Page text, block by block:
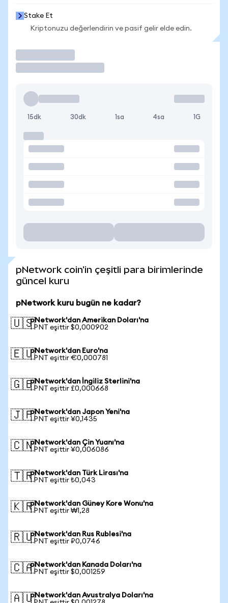
Stake Et
Kriptonuzu değerlendirin ve pasif gelir elde edin.
15dk 30dk 1sa 4sa 1G
pNetwork coin'in çeşitli para birimlerinde
güncel kuru
pNetwork kuru bugün ne kadar?
🇺🇸pNetwork'dan Amerikan Doları'na
1 PNT eşittir $0,000902
🇪🇺pNetwork'dan Euro'na
1 PNT eşittir €0,000781
🇬🇧pNetwork'dan İngiliz Sterlini'na
1 PNT eşittir £0,000668
🇯🇵pNetwork'dan Japon Yeni'na
1 PNT eşittir ¥0,1435
🇨🇳pNetwork'dan Çin Yuanı'na
1 PNT eşittir ¥0,006086
🇹🇷pNetwork'dan Türk Lirası'na
1 PNT eşittir ₺0,043
🇰🇷pNetwork'dan Güney Kore Wonu'na
1 PNT eşittir ₩1,28
🇷🇺pNetwork'dan Rus Rublesi'na
1 PNT eşittir ₽0,0746
🇨🇦pNetwork'dan Kanada Doları'na
1 PNT eşittir $0,001259
🇦🇺pNetwork'dan Avustralya Doları'na